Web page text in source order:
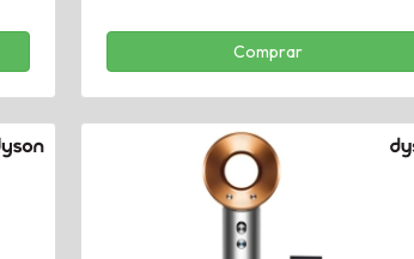
Comprar